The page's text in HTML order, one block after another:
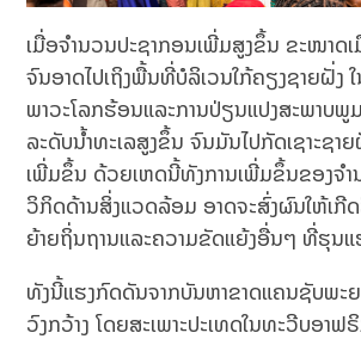
ເມື່ອຈຳນວນປະຊາກອນເພີ່ມສູງຂຶ້ນ ຂະໜາດ
ຈົນອາດໄປເຖິງພື້ນທີ່ບໍລິເວນໃກ້ຄຽງຊາຍຝັ່ງ
ພາວະໂລກຮ້ອນແລະການປ່ຽນແປງສະພາບພູ
ລະດັບນ້ຳທະເລສູງຂຶ້ນ ຈົນມັນໄປກັດເຊາະຊາ
ເພີ່ມຂຶ້ນ ດ້ວຍເຫດນີ້ທັງການເພີ່ມຂຶ້ນຂອງຈໍາ
ວິກິດດ້ານສິ່ງແວດລ້ອມ ອາດຈະສົ່ງຜົນໃຫ້ເ
ຍ້າຍຖິ່ນຖານແລະຄວາມຂັດແຍ້ງອື່ນໆ ທີ່ຮຸນແ
ທັງນີ້ແຮງກົດດັນຈາກບັນຫາຂາດແຄນຊັບພະ
ວົງກວ້າງ ໂດຍສະເພາະປະເທດໃນທະວີບອາຟ